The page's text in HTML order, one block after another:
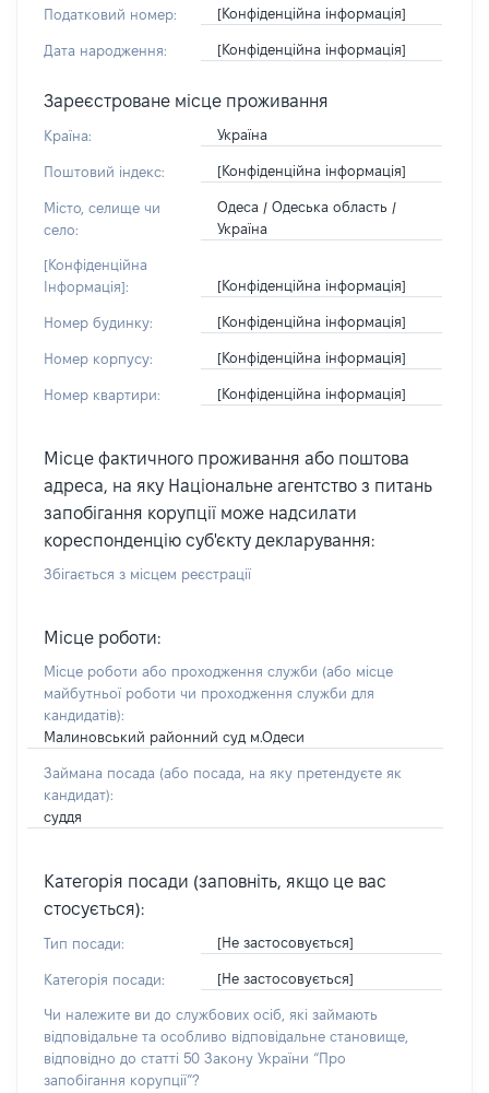
Податковий номер: [Конфіденційна інформація]
Дата народження: [Конфіденційна інформація]
Зареєстроване місце проживання
Країна: Україна
Поштовий індекс: [Конфіденційна інформація]
Місто, селище чи
село:
Одеса / Одеська область /
Україна
[Конфіденційна
Інформація]:
[Конфіденційна інформація]
Номер будинку: [Конфіденційна інформація]
Номер корпусу: [Конфіденційна інформація]
Номер квартири: [Конфіденційна інформація]
Місце фактичного проживання або поштова
адреса, на яку Національне агентство з питань
запобігання корупції може надсилати
кореспонденцію суб'єкту декларування:
Збігається з місцем реєстрації
Місце роботи:
Місце роботи або проходження служби (або місце
майбутньої роботи чи проходження служби для
кандидатів):
Малиновський районний суд м.Одеси
Займана посада (або посада, на яку претендуєте як
кандидат):
суддя
Категорія посади (заповніть, якщо це вас
стосується):
Тип посади: [Не застосовується]
Категорія посади: [Не застосовується]
Чи належите ви до службових осіб, які займають
відповідальне та особливо відповідальне становище,
відповідно до статті 50 Закону України “Про
запобігання корупції”?